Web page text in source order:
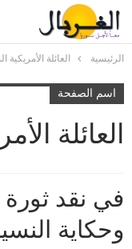
الرئيسية العائلة الأمريكية
اسم الصفحة
العائلة
في نقد ثورة
وحكاية